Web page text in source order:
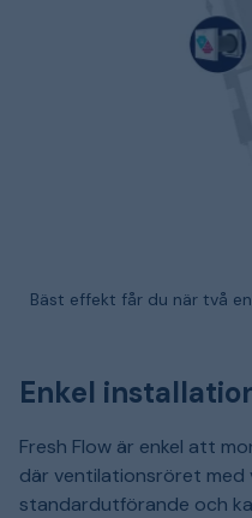
Bäst effekt får du när två
Enkel
Fresh Flow är enkel att
där ventilationsröret med
standardutförande och